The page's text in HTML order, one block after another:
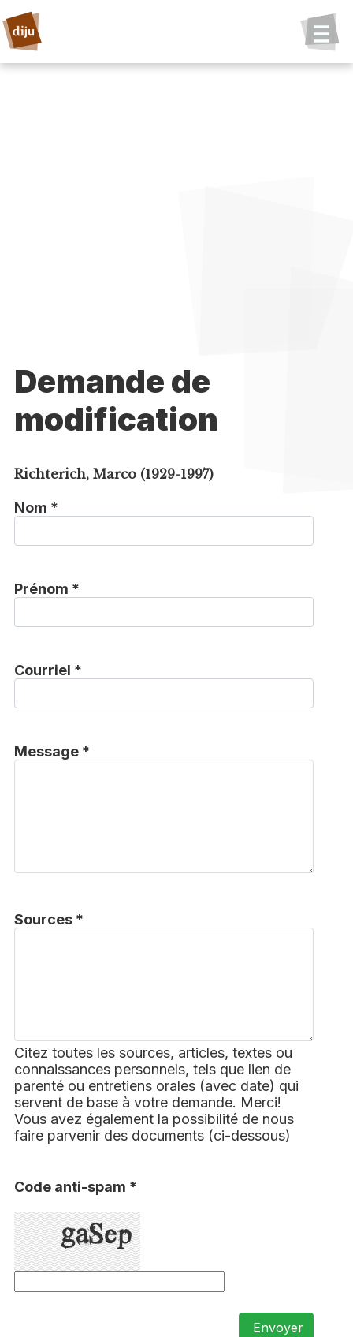
Demande de
modification
Richterich, Marco (1929-1997)
Nom *
Prénom *
Courriel *
Message *
Sources *
Citez toutes les sources, articles, textes ou
connaissances personnels, tels que lien de
parenté ou entretiens orales (avec date) qui
servent de base à votre demande. Merci!
Vous avez également la possibilité de nous
faire parvenir des documents (ci-dessous)
Code anti-spam *
Envoyer